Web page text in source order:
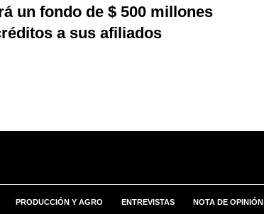
un fondo de $ 500 millones
a sus afiliados
PRODUCCIÓN Y AGRO ENTREVISTAS NOTA DE OPINIÓN